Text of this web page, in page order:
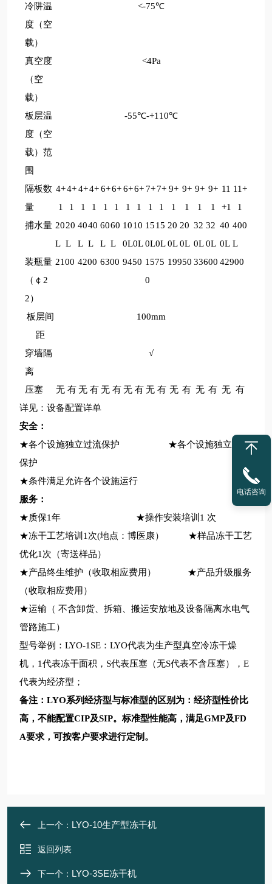
冷阱温
度（空
载）
<-75℃
真空度
（空
载）
<4Pa
板层温
度（空
载）范
围
-55℃-+110℃
隔板数
量
4+
1
4+
1
4+
1
4+
1
6+
1
6+
1
6+
1
6+
1
7+
1
7+
1
9+
1
9+
1
9+
1
9+
1
11
+1
11+
1
捕水量 20
L
20
L
40
L
40
L
60
L
60
L
10
0L
10
0L
15
0L
15
0L
20
0L
20
0L
32
0L
32
0L
40
0L
400
L
装瓶量
（￠2
2）
2100 4200 6300 9450 1575
0
19950 33600 42900
板层间
距
100mm
穿墙隔
离
√
压塞 无 有 无 有 无 有 无 有 无 有 无 有 无 有 无 有
详见：设备配置详单
安全：
★各个设施独立过流保护 ★各个设施独立超载
保护
★条件满足允许各个设施运行
服务：
★质保1年 ★操作安装培训1 次
★冻干工艺培训1次(地点：博医康） ★样品冻干工艺
优化1次（寄送样品）
★产品终生维护（收取相应费用） ★产品升级服务
（收取相应费用）
★运输（ 不含卸货、拆箱、搬运安放地及设备隔离水电气
管路施工）
型号举例：LYO-1SE：LYO代表为生产型真空冷冻干燥
机，1代表冻干面积，S代表压塞（无S代表不含压塞），E
代表为经济型；
备注：LYO系列经济型与标准型的区别为：经济型性价比
高，不能配置CIP及SIP。标准型性能高，满足GMP及FD
A要求，可按客户要求进行定制。
上一个： LYO-10生产型冻干机
返回列表
下一个： LYO-3SE冻干机
电话咨询